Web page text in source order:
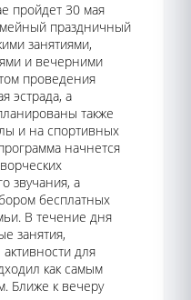
пройдет 30 мая
праздничный
занятиями,
и вечерними
проведения
эстрада, а
также
и на спортивных
начнется
звучания, а
бесплатных
В течение дня
занятия,
для
как самым
Ближе к вечеру